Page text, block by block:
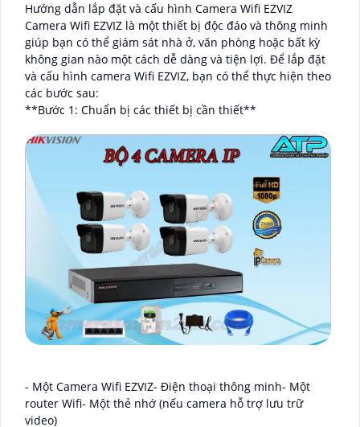
Hướng dẫn lắp đặt và cấu hình Camera Wifi EZVIZ
Camera Wifi EZVIZ là một thiết bị độc đáo và thông minh
giúp bạn có thể giám sát nhà ở, văn phòng hoặc bất kỳ
không gian nào một cách dễ dàng và tiện lợi. Để lắp đặt
và cấu hình camera Wifi EZVIZ, bạn có thể thực hiện theo
các bước sau:
**Bước 1: Chuẩn bị các thiết bị cần thiết**
- Một Camera Wifi EZVIZ- Điện thoại thông minh- Một
router Wifi- Một thẻ nhớ (nếu camera hỗ trợ lưu trữ
video)